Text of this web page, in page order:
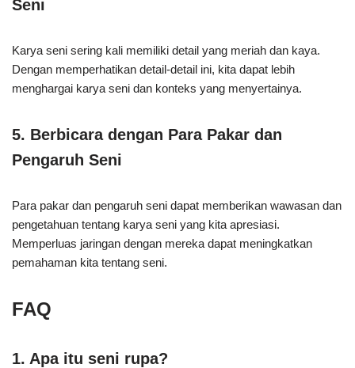
Seni
Karya seni sering kali memiliki detail yang meriah dan kaya.
Dengan memperhatikan detail-detail ini, kita dapat lebih
menghargai karya seni dan konteks yang menyertainya.
5. Berbicara dengan Para Pakar dan
Pengaruh Seni
Para pakar dan pengaruh seni dapat memberikan wawasan dan
pengetahuan tentang karya seni yang kita apresiasi.
Memperluas jaringan dengan mereka dapat meningkatkan
pemahaman kita tentang seni.
FAQ
1. Apa itu seni rupa?